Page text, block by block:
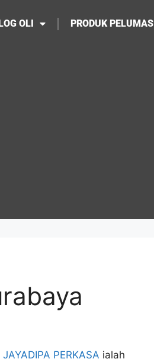
OLI PRODUK PELUMAS
PERKASA ialah